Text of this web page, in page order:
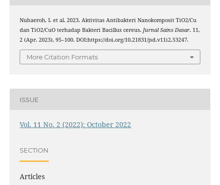
Nuhaeroh, I. et al. 2023. Aktivitas Antibakteri Nanokomposit TiO2/Cu
dan TiO2/CuO terhadap Bakteri Bacillus cereus. Jurnal Sains Dasar. 11,
2 (Apr. 2023), 95–100. DOI:https://doi.org/10.21831/jsd.v11i2.53247.
More Citation Formats
ISSUE
Vol. 11 No. 2 (2022): October 2022
SECTION
Articles